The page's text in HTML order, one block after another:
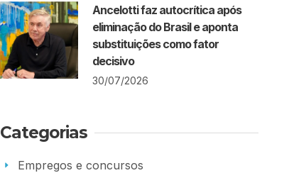
Ancelotti faz autocrítica após
eliminação do Brasil e aponta
substituições como fator
decisivo
30/07/2026
Categorias
Empregos e concursos